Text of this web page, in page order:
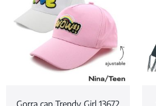
Gorra cap Trendy Girl 13672